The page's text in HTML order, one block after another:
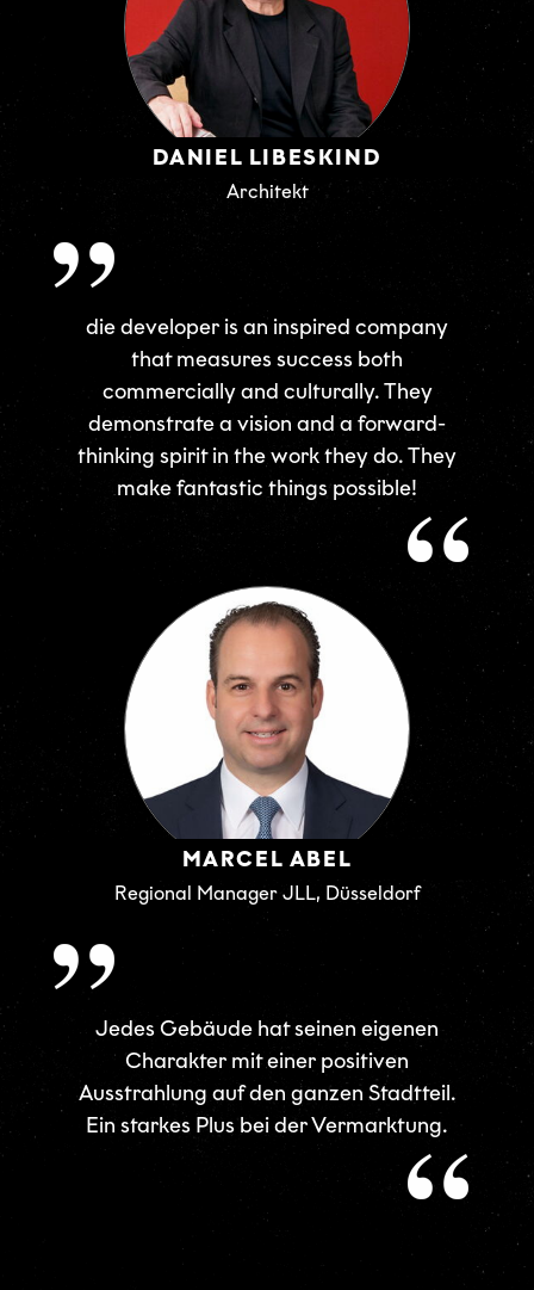
die developer is an inspired company
that measures success both
commercially and culturally. They
demonstrate a vision and a forward-
thinking spirit in the work they do. They
make fantastic things possible!
DANIEL LIBESKIND
Architekt
Jedes Gebäude hat seinen eigenen
Charakter mit einer positiven
Ausstrahlung auf den ganzen Stadtteil.
Ein starkes Plus bei der Vermarktung.
MARCEL ABEL
Regional Manager JLL, Düsseldorf